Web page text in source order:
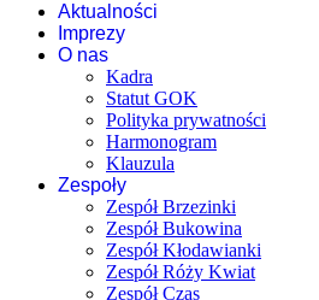
Aktualności
Imprezy
O nas
Kadra
Statut GOK
Polityka prywatności
Harmonogram
Klauzula
Zespoły
Zespół Brzezinki
Zespół Bukowina
Zespół Kłodawianki
Zespół Róży Kwiat
Zespół Czas